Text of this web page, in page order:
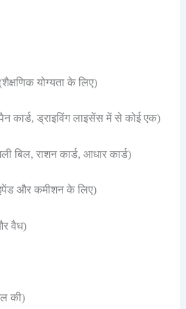
योग्यता के लिए)
कार्ड, ड्राइविंग लाइसेंस में से कोई एक)
बिल, राशन कार्ड, आधार कार्ड)
और कमीशन के लिए)
वैध)
की)